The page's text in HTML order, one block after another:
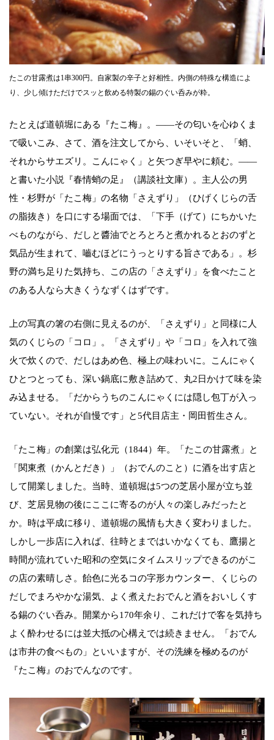
たこの甘露煮は1串300円。自家製の辛子と好相性。内側の特殊な構造によ
り、少し傾けただけでスッと飲める特製の錫のぐい呑みが粋。
たとえば道頓堀にある『たこ梅』。――その匂いを心ゆくま
で吸いこみ、さて、酒を注文してから、いそいそと、「蛸、
それからサエズリ。こんにゃく」と矢つぎ早やに頼む。――
と書いた小説『春情蛸の足』（講談社文庫）。主人公の男
性・杉野が「たこ梅」の名物「さえずり」（ひげくじらの舌
の脂抜き）を口にする場面では、「下手（げて）にちかいた
べものながら、だしと醬油でとろとろと煮かれるとおのずと
気品が生まれて、嚙むほどにうっとりする旨さである」。杉
野の満ち足りた気持ち、この店の「さえずり」を食べたこと
のある人なら大きくうなずくはずです。
上の写真の箸の右側に見えるのが、「さえずり」と同様に人
気のくじらの「コロ」。「さえずり」や「コロ」を入れて強
火で炊くので、だしはあめ色、極上の味わいに。こんにゃく
ひとつとっても、深い鍋底に敷き詰めて、丸2日かけて味を染
み込ませる。「だからうちのこんにゃくには隠し包丁が入っ
ていない。それが自慢です」と5代目店主・岡田哲生さん。
「たこ梅」の創業は弘化元（1844）年。「たこの甘露煮」と
「関東煮（かんとだき）」（おでんのこと）に酒を出す店と
して開業しました。当時、道頓堀は5つの芝居小屋が立ち並
び、芝居見物の後にここに寄るのが人々の楽しみだったと
か。時は平成に移り、道頓堀の風情も大きく変わりました。
しかし一歩店に入れば、往時とまではいかなくても、鷹揚と
時間が流れていた昭和の空気にタイムスリップできるのがこ
の店の素晴しさ。飴色に光るコの字形カウンター、くじらの
だしでまろやかな湯気、よく煮えたおでんと酒をおいしくす
る錫のぐい呑み。開業から170年余り、これだけで客を気持ち
よく酔わせるには並大抵の心構えでは続きません。「おでん
は市井の食べもの」といいますが、その洗練を極めるのが
『たこ梅』のおでんなのです。